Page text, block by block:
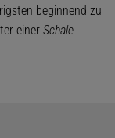
beginnend zu
einer Schale